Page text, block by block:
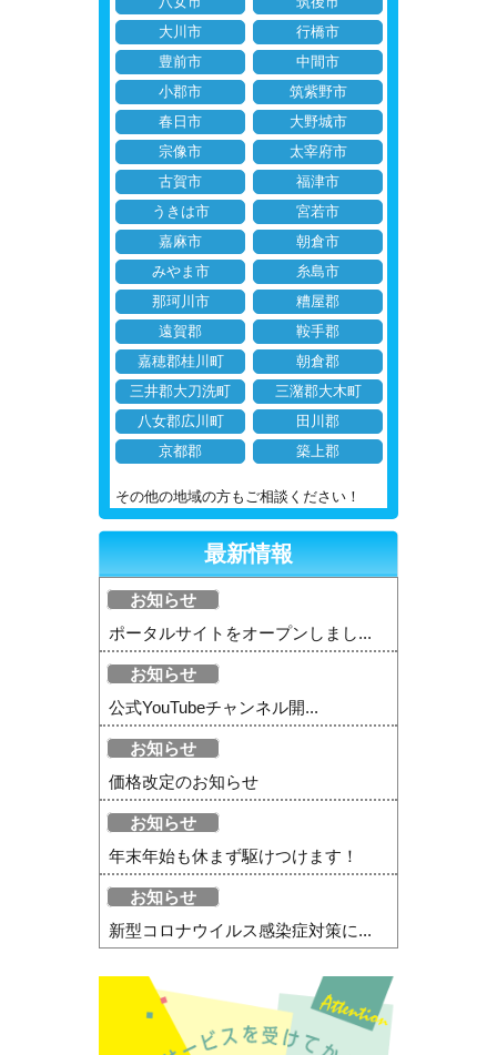
大川市
行橋市
豊前市
中間市
小郡市
筑紫野市
春日市
大野城市
宗像市
太宰府市
古賀市
福津市
うきは市
宮若市
嘉麻市
朝倉市
みやま市
糸島市
那珂川市
糟屋郡
遠賀郡
鞍手郡
嘉穂郡桂川町
朝倉郡
三井郡大刀洗町
三潴郡大木町
八女郡広川町
田川郡
京都郡
築上郡
その他の地域の方もご相談ください！
最新情報
お知らせ
ポータルサイトをオープンしまし...
お知らせ
公式YouTubeチャンネル開...
お知らせ
価格改定のお知らせ
お知らせ
年末年始も休まず駆けつけます！
お知らせ
新型コロナウイルス感染症対策に...